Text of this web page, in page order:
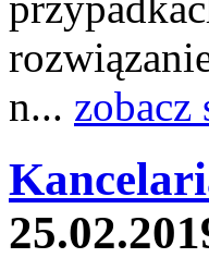
n... zobacz